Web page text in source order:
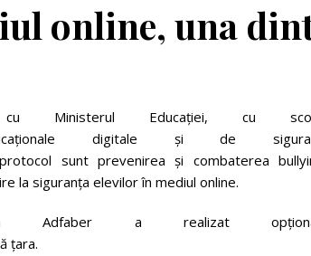
online, una
Ministerul Educației, cu
digitale și de
sunt prevenirea și combaterea
la siguranța elevilor în mediul online.
Adfaber a realizat
țara.